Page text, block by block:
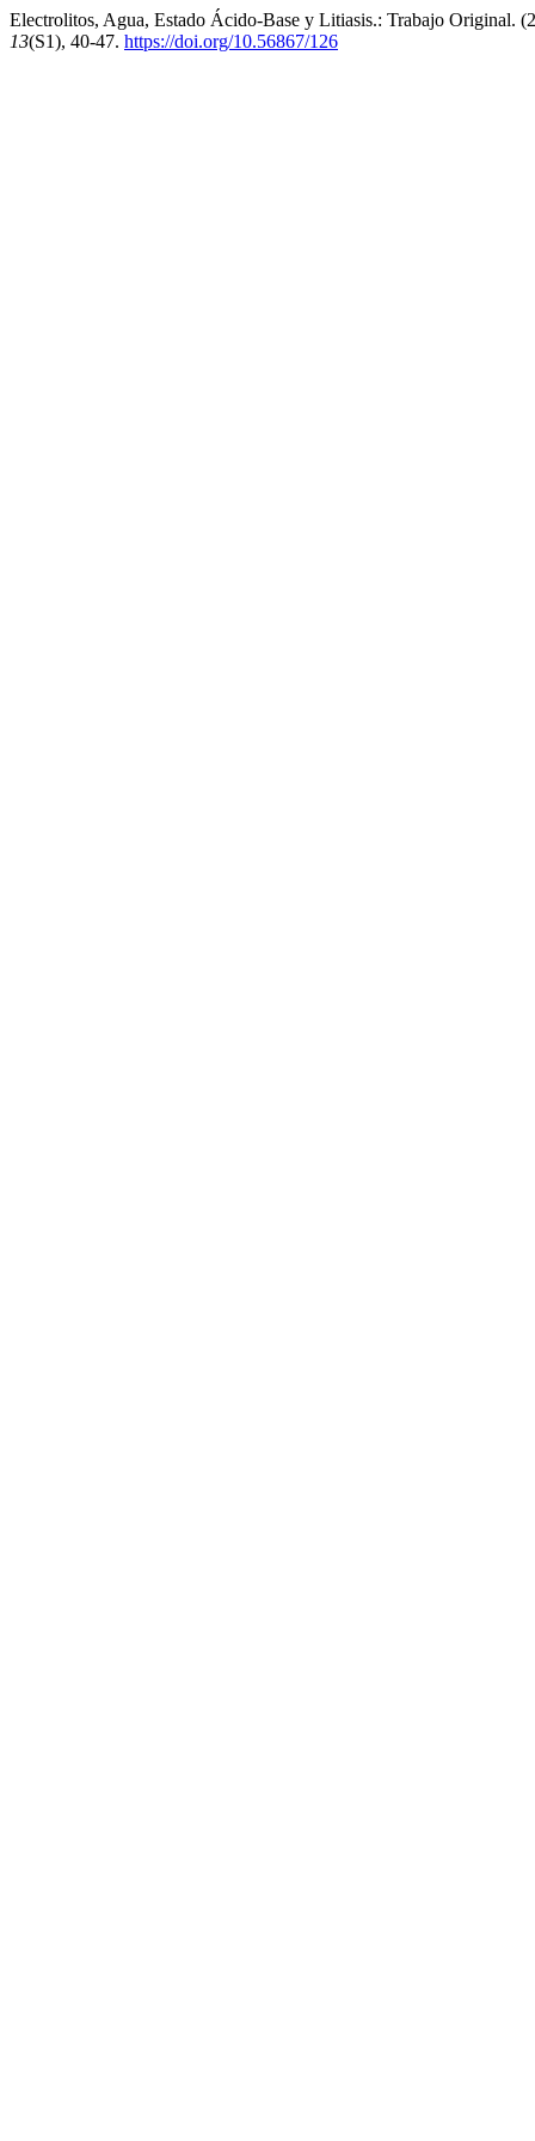
Electrolitos, Agua, Estado Ácido-Base y Litiasis.: Trabajo Original.
13(S1), 40-47. https://doi.org/10.56867/126